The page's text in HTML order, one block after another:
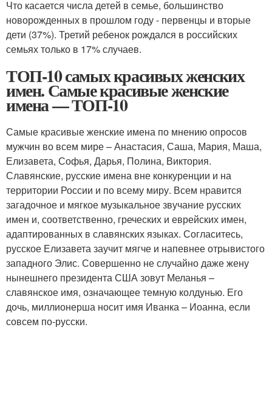
Что касается числа детей в семье, большинство
новорожденных в прошлом году - первенцы и вторые
дети (37%). Третий ребенок рождался в российских
семьях только в 17% случаев.
ТОП-10 самых красивых женских
имен. Самые красивые женские
имена — ТОП-10
Самые красивые женские имена по мнению опросов
мужчин во всем мире – Анастасия, Саша, Мария, Маша,
Елизавета, Софья, Дарья, Полина, Виктория.
Славянские, русские имена вне конкуренции и на
территории России и по всему миру. Всем нравится
загадочное и мягкое музыкальное звучание русских
имен и, соответственно, греческих и еврейских имен,
адаптированных в славянских языках. Согласитесь,
русское Елизавета заучит мягче и напевнее отрывистого
западного Элис. Совершенно не случайно даже жену
нынешнего президента США зовут Меланья –
славянское имя, означающее темную колдунью. Его
дочь, миллионерша носит имя Иванка – Иоанна, если
совсем по-русски.